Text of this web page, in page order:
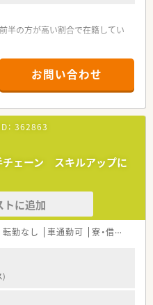
半の方が高い割合で在籍してい
開しています。（託児所、健康
討）
、遠方への異動がございません。
事が当たり前！】昔は目の前にケ
殆どでしたが、現在は在宅・か
毎年のように薬局業界は変化して
いける人材を求めています
ホームなど他業種も展開してお
剤を行っており病院経験者が大活
、大歓迎です♪
て経験がある方など、お子様の対
お問い合わせ
： 362863
チェーン スキルアップに
トに追加
転勤なし 車通勤可 寮・借上社宅あり
)